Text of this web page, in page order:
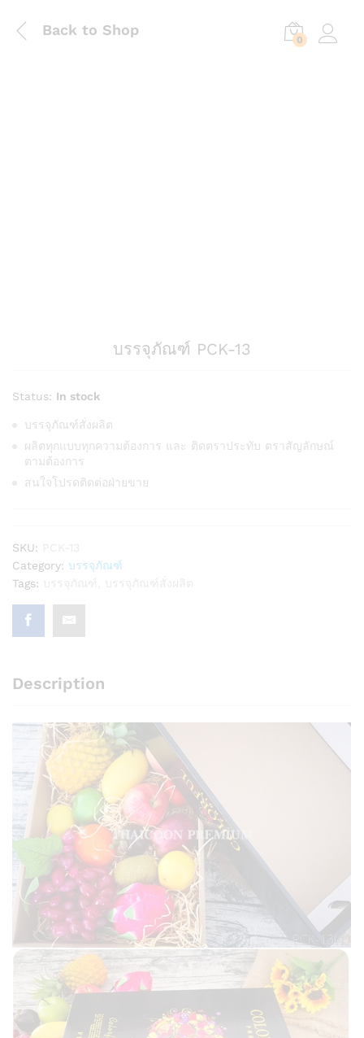
Back to Shop
0
บรรจุภัณฑ์ PCK-13
Status: In stock
บรรจุภัณฑ์สั่งผลิต
ผลิตทุกแบบทุกความต้องการ และ ติดตราประทับ ตราสัญลักษณ์
ตามต้องการ
สนใจโปรดติดต่อฝ่ายขาย
SKU:
Category: บรรจุภัณฑ์
Tags:
Description